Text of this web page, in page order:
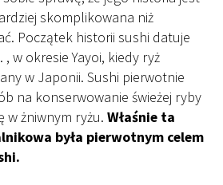
skomplikowana niż
Początek historii sushi datuje
, w okresie Yayoi, kiedy ryż
w Japonii. Sushi pierwotnie
na konserwowanie świeżej ryby
w żniwnym ryżu.Właśnie ta
była pierwotnym celem